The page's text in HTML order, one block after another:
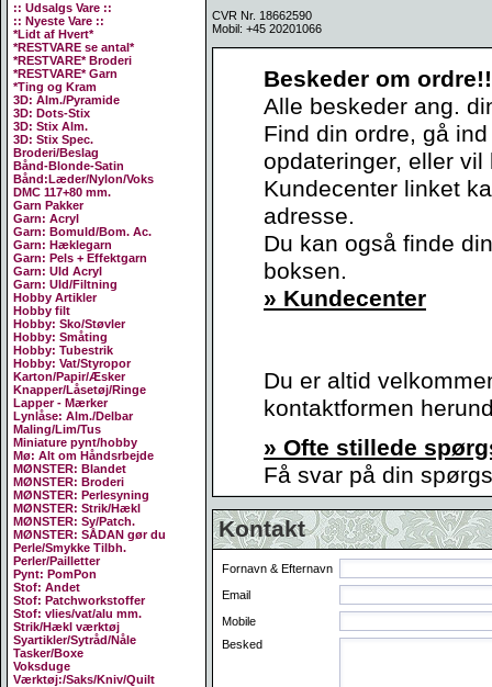
:: Udsalgs Vare ::
:: Nyeste Vare ::
*Lidt af Hvert*
*RESTVARE se antal*
*RESTVARE* Broderi
*RESTVARE* Garn
*Ting og Kram
3D: Alm./Pyramide
3D: Dots-Stix
3D: Stix Alm.
3D: Stix Spec.
Broderi/Beslag
Bånd-Blonde-Satin
Bånd:Læder/Nylon/Voks
DMC 117+80 mm.
Garn Pakker
Garn: Acryl
Garn: Bomuld/Bom. Ac.
Garn: Hæklegarn
Garn: Pels + Effektgarn
Garn: Uld Acryl
Garn: Uld/Filtning
Hobby Artikler
Hobby filt
Hobby: Sko/Støvler
Hobby: Småting
Hobby: Tubestrik
Hobby: Vat/Styropor
Karton/Papir/Æsker
Knapper/Låsetøj/Ringe
Lapper - Mærker
Lynlåse: Alm./Delbar
Maling/Lim/Tus
Miniature pynt/hobby
Mø: Alt om Håndsrbejde
MØNSTER: Blandet
MØNSTER: Broderi
MØNSTER: Perlesyning
MØNSTER: Strik/Hækl
MØNSTER: Sy/Patch.
MØNSTER: SÅDAN gør du
Perle/Smykke Tilbh.
Perler/Pailletter
Pynt: PomPon
Stof: Andet
Stof: Patchworkstoffer
Stof: vlies/vat/alu mm.
Strik/Hækl værktøj
Syartikler/Sytråd/Nåle
Tasker/Boxe
Voksduge
Værktøj:/Saks/Kniv/Quilt
CVR Nr. 18662590
Mobil: +45 20201066
Beskeder om
Alle beskeder ang.
Find din ordre, gå
opdateringer, eller
Kundecenter linket
adresse.
Du kan også finde
boksen.
» Kundecenter
Du er altid
kontaktformen
» Ofte stillede
Få svar på din
Kontakt
Fornavn & Efternavn
Email
Mobile
Besked